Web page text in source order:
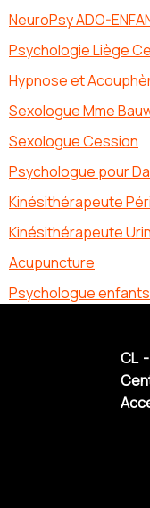
NeuroPsy ADO-
Psychologie Liège
Hypnose et
Sexologue Mme
Sexologue Cession
Psychologue pour
Kinésithérapeute
Kinésithérapeute
Acupuncture
Psychologue enfants
CL